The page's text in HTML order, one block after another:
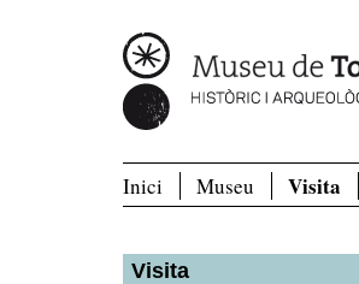
Inici Museu Visita
Visita